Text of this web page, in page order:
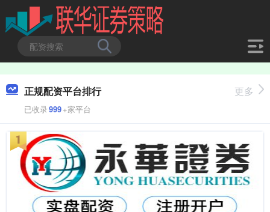
正规配资平台排行
已收录999+家平台
更多